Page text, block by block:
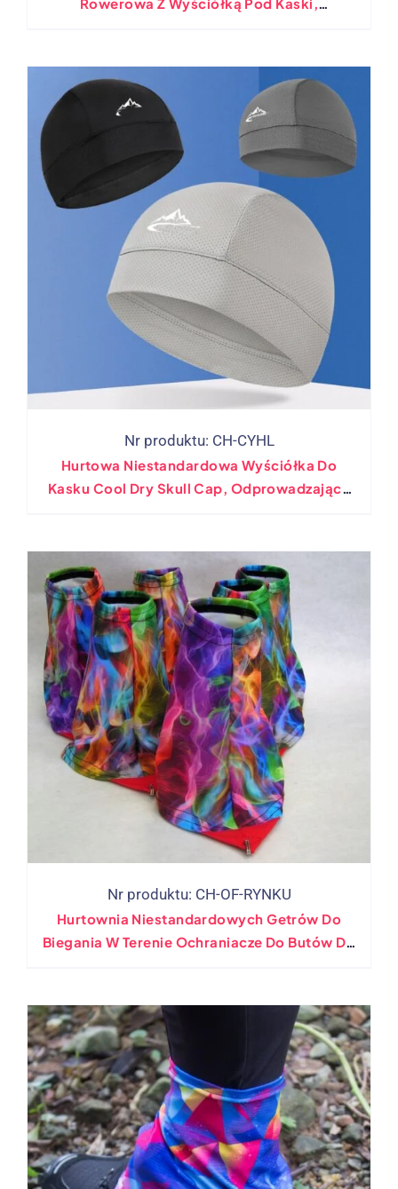
Nr produktu: CH-CYHL
Hurtowa Niestandardowa Wyściółka Do
Kasku Cool Dry Skull Cap, Odprowadzająca
Nr produktu: CH-OF-RYNKU
Hurtownia Niestandardowych Getrów Do
Biegania W Terenie Ochraniacze Do Butów Do